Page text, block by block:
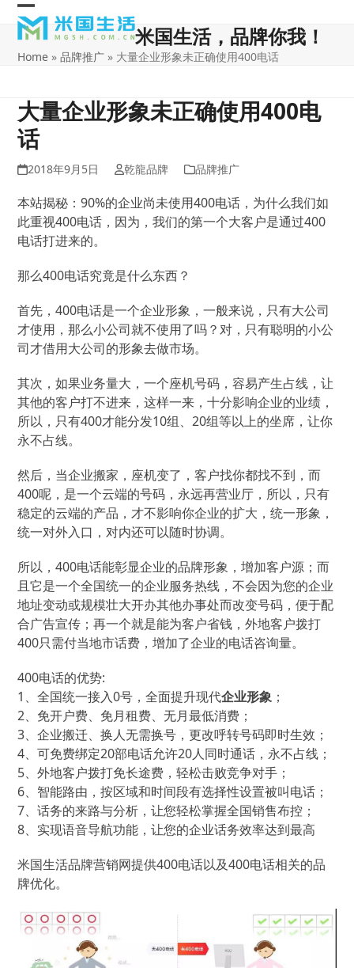
Skip
content
Open
mobile
Close
mobile
米国生活，品牌你我！
Home »品牌推广 » 大量企业形象未正确使用400电话
大量企业形象未正确使用400电
话
2018年9月5日 乾龍品牌 品牌推广
本站揭秘：90%的企业尚未使用400电话，为什么我们如
此重视400电话，因为，我们的第一个大客户是通过400
电话打进来的。
​那么400电话究竟是什么东西？
首先，400电话是一个企业形象，一般来说，只有大公司
才使用，那么小公司就不使用了吗？对，只有聪明的小公
司才借用大公司的形象去做市场。
其次，如果业务量大，一个座机号码，容易产生占线，让
其他的客户打不进来，这样一来，十分影响企业的业绩，
所以，只有400才能分发10组、20组等以上的坐席，让你
永不占线。
然后，当企业搬家，座机变了，客户找你都找不到，而
400呢，是一个云端的号码，永远再营业厅，所以，只有
稳定的云端的产品，才不影响你企业的扩大，统一形象，
统一对外入口，对内还可以随时协调。
所以，400电话能彰显企业的品牌形象，增加客户源；而
且它是一个全国统一的企业服务热线，不会因为您的企业
地址变动或规模壮大开办其他办事处而改变号码，便于配
合广告宣传；再一个就是能为客户省钱，外地客户拨打
400只需付当地市话费，增加了企业的电话咨询量。
400电话的优势:
1、全国统一接入0号，全面提升现代企业形象 ；
2、免开户费、免月租费、无月最低消费；
3、企业搬迁、换人无需换号，更改呼转号码即时生效；
4、可免费绑定20部电话允许20人同时通话，永不占线；
5、外地客户拨打免长途费，轻松击败竞争对手；
6、智能路由，按区域和时间段有选择性设置被叫电话；
7、话务的来路与分析，让您轻松掌握全国销售布控；
8、实现语音导航功能，让您的企业话务效率达到最高
米国生活品牌营销网提供400电话以及400电话相关的品
牌优化。